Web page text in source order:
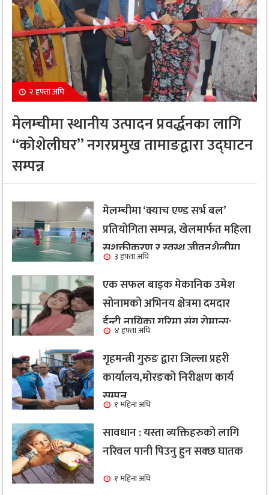
२ हफ्ता अघि
मेलम्चीमा स्थानीय उत्पादन प्रवर्द्धनका लागि
“कोशेलीघर” नगरप्रमुख तामाङद्वारा उद्घाटन
सम्पन्न
मेलम्चीमा ‘क्याच एण्ड सर्भ बल’
प्रतियोगिता सम्पन्न, खेलमार्फत महिला
सशक्तीकरण र स्वस्थ जीवनशैलीमा
जोड
३ हफ्ता अघि
एक सफल बाइक मेकानिक उमेश
सोनामको अभिनय क्षेत्रमा दमदार
ईन्ट्री,नायिका गरिमा संग रोमान्स:
हेर्नुहोस भिडियो ।
४ हफ्ता अघि
गृहमन्त्री गुरुङ द्वारा जिल्ला प्रहरी
कार्यालय,मोरङको निरीक्षण कार्य
सम्पन्न१ महिना अघि
सावधान : यस्ता व्यक्तिहरुको लागि
नरिवल पानी पिउनु हुन सक्छ घातक
१ महिना अघि